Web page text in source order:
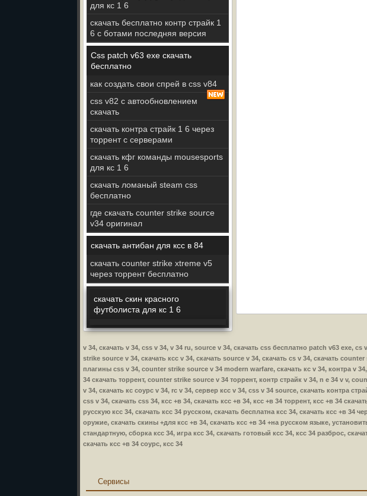
для кс 1 6
скачать бесплатно контр страйк 1
6 с ботами последняя версия
Css patch v63 exe скачать
бесплатно
как создать свои спрей в css v84
css v82 с автообновлением
скачать
скачать контра страйк 1 6 через
торрент с серверами
скачать кфг команды mousesports
для кс 1 6
скачать ломаный steam css
бесплатно
где скачать counter strike source
v34 оригинал
скачать антибан для ксс в 84
скачать counter strike xtreme v5
через торрент бесплатно
скачать скин красного
футболиста для кс 1 6
v 34, скачать v 34, css v 34, v 34 ru, source v 34, скачать css бесплатно patch v63 exe,
strike source v 34, скачать ксс v 34, скачать source v 34, скачать cs v 34, скачать
плагины css v 34, counter strike source v 34 modern warfare, скачать кс v 34, контра v
34 скачать торрент, counter strike source v 34 торрент, контр страйк v 34, n e 34 v v,
v 34, скачать кс соурс v 34, rc v 34, сервер ксс v 34, css v 34 source, скачать контра
css v 34, скачать css 34, ксс +в 34, скачать ксс +в 34, ксс +в 34 торрент, ксс +в 34
русскую ксс 34, скачать ксс 34 русском, скачать бесплатна ксс 34, скачать ксс +в 34
оружие, скачать скины +для ксс +в 34, скачать ксс +в 34 +на русском языке,
стандартную, сборка ксс 34, игра ксс 34, скачать готовый ксс 34, ксс 34 разброс,
скачать ксс +в 34 соурс, ксс 34
Сервисы